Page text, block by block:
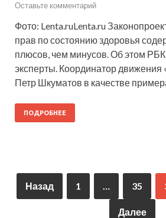
Оставьте комментарий
Фото: Lenta.ruLenta.ru
прав по состоянию здоровья
плюсов, чем минусов. Об этом РБК
эксперты. Координатор движения
Петр Шкуматов в качестве
ПОДРОБНЕЕ
Назад 1 … 35
Далее